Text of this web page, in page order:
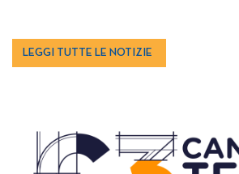
LEGGI TUTTE LE NOTIZIE